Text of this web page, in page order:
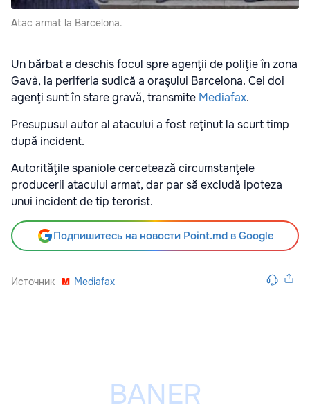
Atac armat la Barcelona.
Un bărbat a deschis focul spre agenţii de poliţie în zona
Gavà, la periferia sudică a oraşului Barcelona. Cei doi
agenţi sunt în stare gravă, transmite Mediafax.
Presupusul autor al atacului a fost reţinut la scurt timp
după incident.
Autorităţile spaniole cercetează circumstanţele
producerii atacului armat, dar par să excludă ipoteza
unui incident de tip terorist.
Подпишитесь на новости Point.md в Google
Источник Mediafax